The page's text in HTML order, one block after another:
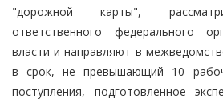
"дорожной карты",
ответственного федерального
власти и направляют в
в срок, не превышающий 10
поступления, подготовленное